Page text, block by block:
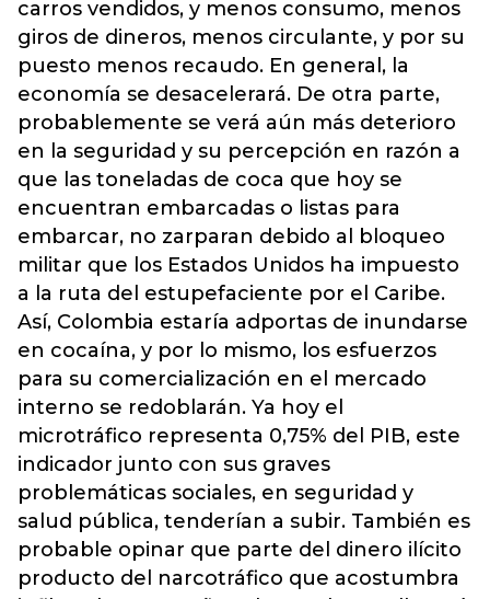
carros vendidos, y menos consumo, menos
giros de dineros, menos circulante, y por su
puesto menos recaudo. En general, la
economía se desacelerará. De otra parte,
probablemente se verá aún más deterioro
en la seguridad y su percepción en razón a
que las toneladas de coca que hoy se
encuentran embarcadas o listas para
embarcar, no zarparan debido al bloqueo
militar que los Estados Unidos ha impuesto
a la ruta del estupefaciente por el Caribe.
Así, Colombia estaría adportas de inundarse
en cocaína, y por lo mismo, los esfuerzos
para su comercialización en el mercado
interno se redoblarán. Ya hoy el
microtráfico representa 0,75% del PIB, este
indicador junto con sus graves
problemáticas sociales, en seguridad y
salud pública, tenderían a subir. También es
probable opinar que parte del dinero ilícito
producto del narcotráfico que acostumbra